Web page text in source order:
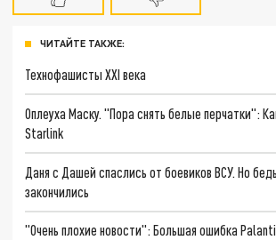
ЧИТАЙТЕ ТАКЖЕ:
Технофашисты XXI века
Оплеуха Маску. "Пора снять белые перчатки":
Starlink
Даня с Дашей спаслись от боевиков ВСУ. Но
закончились
"Очень плохие новости": Большая ошибка